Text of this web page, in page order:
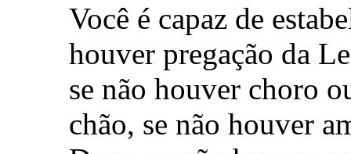
Você é capaz de
houver pregação da
se não houver choro
chão, se não houver